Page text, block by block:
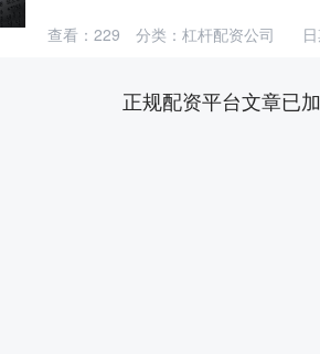
查看： 229 分类： 杠杆配资公司
正规配资平台文章已